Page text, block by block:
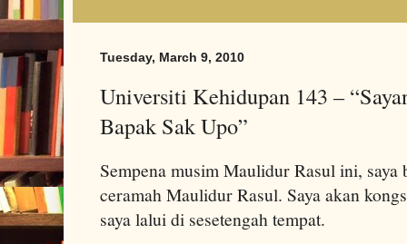
Tuesday, March 9, 2010
Universiti Kehidupan 143 –
Bapak Sak Upo”
Sempena musim Maulidur Rasul ini, saya
ceramah Maulidur Rasul. Saya akan
saya lalui di sesetengah tempat.